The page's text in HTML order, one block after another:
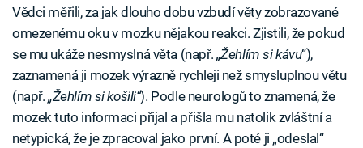
Vědci měřili, za jak dlouho dobu vzbudí věty zobrazované
omezenému oku v mozku nějakou reakci. Zjistili, že pokud
se mu ukáže nesmyslná věta (např. „Žehlím si kávu“),
zaznamená ji mozek výrazně rychleji než smysluplnou větu
(např.„Žehlím si košili“). Podle neurologů to znamená, že
mozek tuto informaci přijal a přišla mu natolik zvláštní a
netypická, že je zpracoval jako první. A poté ji „odeslal“